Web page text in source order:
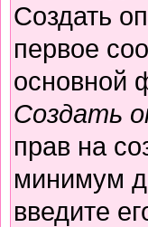
Создать
первое
основной
Создать
прав на
минимум
введите